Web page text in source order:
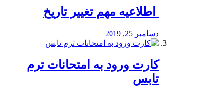
️ اطلاعیه مهم تغییر تاریخ
دسامبر 25, 2019
کارت ورود به امتحانات ترم
تابس